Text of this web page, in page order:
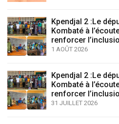
Kpendjal 2 :Le
Kombaté à
renforcer
1 AOÛT 2026
Kpendjal 2 :Le
Kombaté à
renforcer
31 JUILLET 2026